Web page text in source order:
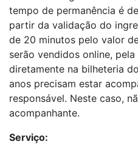
tempo de permanência é
partir da validação do
de 20 minutos pelo valor
serão vendidos online,
diretamente na bilheteria
anos precisam estar
responsável. Neste caso,
acompanhante.
Serviço: